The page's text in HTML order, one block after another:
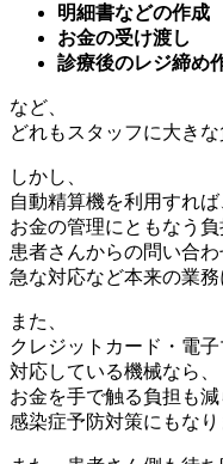
明細書などの作成
お金の受け渡し
診療後のレジ締め
など、
どれもスタッフに大きな
しかし、
自動精算機を利用すれば
お金の管理にともなう負
患者さんからの問い合
急な対応など本来の業務
また、
クレジットカード・電
対応している機械なら、
お金を手で触る負担も減
感染症予防対策にもなり